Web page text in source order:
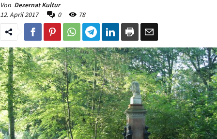
Von Dezernat Kultur
12. April 2017
0 78